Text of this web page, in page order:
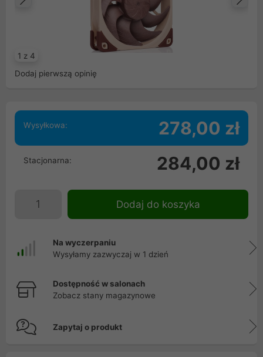
1 z 4
Poprzedni
Dodaj pierwszą opinię
Wysyłkowa: 278,00 zł
Stacjonarna: 284,00 zł
Dodaj do koszyka
Na wyczerpaniu
Wysyłamy zazwyczaj w 1 dzień
Dostępność w salonach
Zobacz stany magazynowe
Zapytaj o produkt